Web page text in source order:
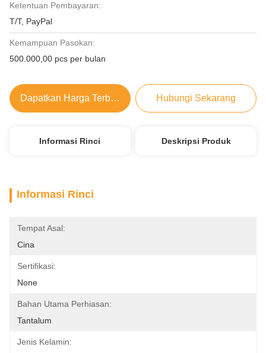
Ketentuan Pembayaran:
T/T, PayPal
Kemampuan Pasokan:
500.000,00 pcs per bulan
Dapatkan Harga Terbaik Hubungi Sekarang
Informasi Rinci Deskripsi Produk
Informasi Rinci
Tempat Asal:
Cina
Sertifikasi:
None
Bahan Utama Perhiasan:
Tantalum
Jenis Kelamin: